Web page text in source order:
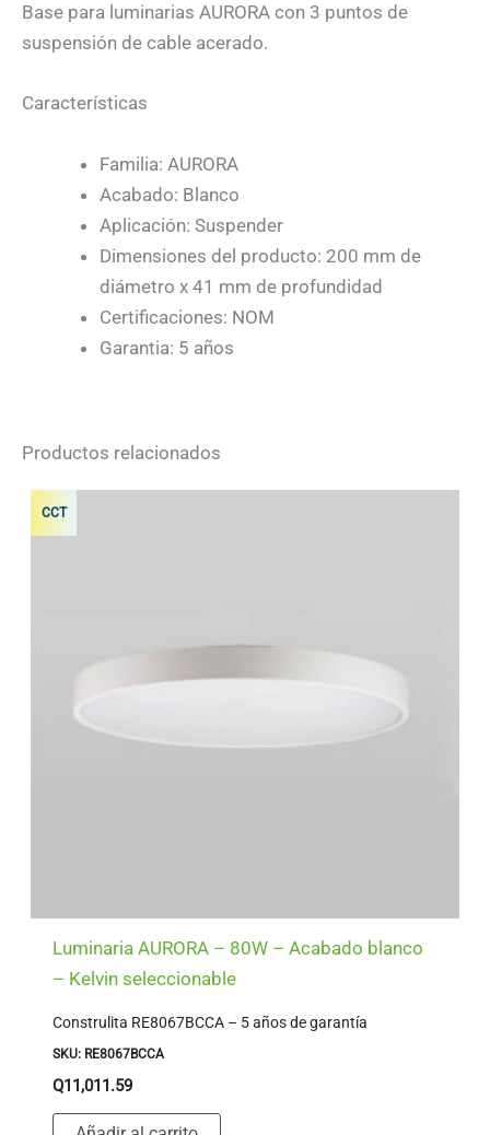
Base para luminarias AURORA con 3 puntos de
suspensión de cable acerado.
Características
Familia: AURORA
Acabado: Blanco
Aplicación: Suspender
Dimensiones del producto: 200 mm de
diámetro x 41 mm de profundidad
Certificaciones: NOM
Garantia: 5 años
Productos relacionados
CCT
Luminaria AURORA – 80W – Acabado blanco
– Kelvin seleccionable
Construlita RE8067BCCA – 5 años de garantía
SKU: RE8067BCCA
Q11,011.59